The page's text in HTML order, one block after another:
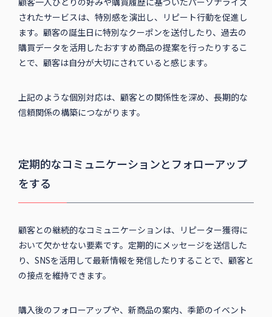
されたサービスは、特別感を演出し、リピート行動を促進し
ます。顧客の誕生日に特別なクーポンを送付したり、過去の
購買データを活用したおすすめ商品の提案を行ったりするこ
とで、顧客は自分が大切にされていると感じます。
上記のような個別対応は、顧客との関係性を深め、長期的な
信頼関係の構築につながります。
定期的なコミュニケーションとフォローアップ
をする
顧客との継続的なコミュニケーションは、リピーター獲得に
おいて欠かせない要素です。定期的にメッセージを送信した
り、SNSを活用して最新情報を発信したりすることで、顧客と
の接点を維持できます。
購入後のフォローアップや、新商品の案内、季節のイベント